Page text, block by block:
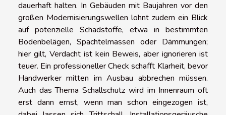
dauerhaft halten. In Gebäuden mit Baujahren vor den
großen Modernisierungswellen lohnt zudem ein Blick
auf potenzielle Schadstoffe, etwa in bestimmten
Bodenbelägen, Spachtelmassen oder Dämmungen;
hier gilt, Verdacht ist kein Beweis, aber ignorieren ist
teuer. Ein professioneller Check schafft Klarheit, bevor
Handwerker mitten im Ausbau abbrechen müssen.
Auch das Thema Schallschutz wird im Innenraum oft
erst dann ernst, wenn man schon eingezogen ist,